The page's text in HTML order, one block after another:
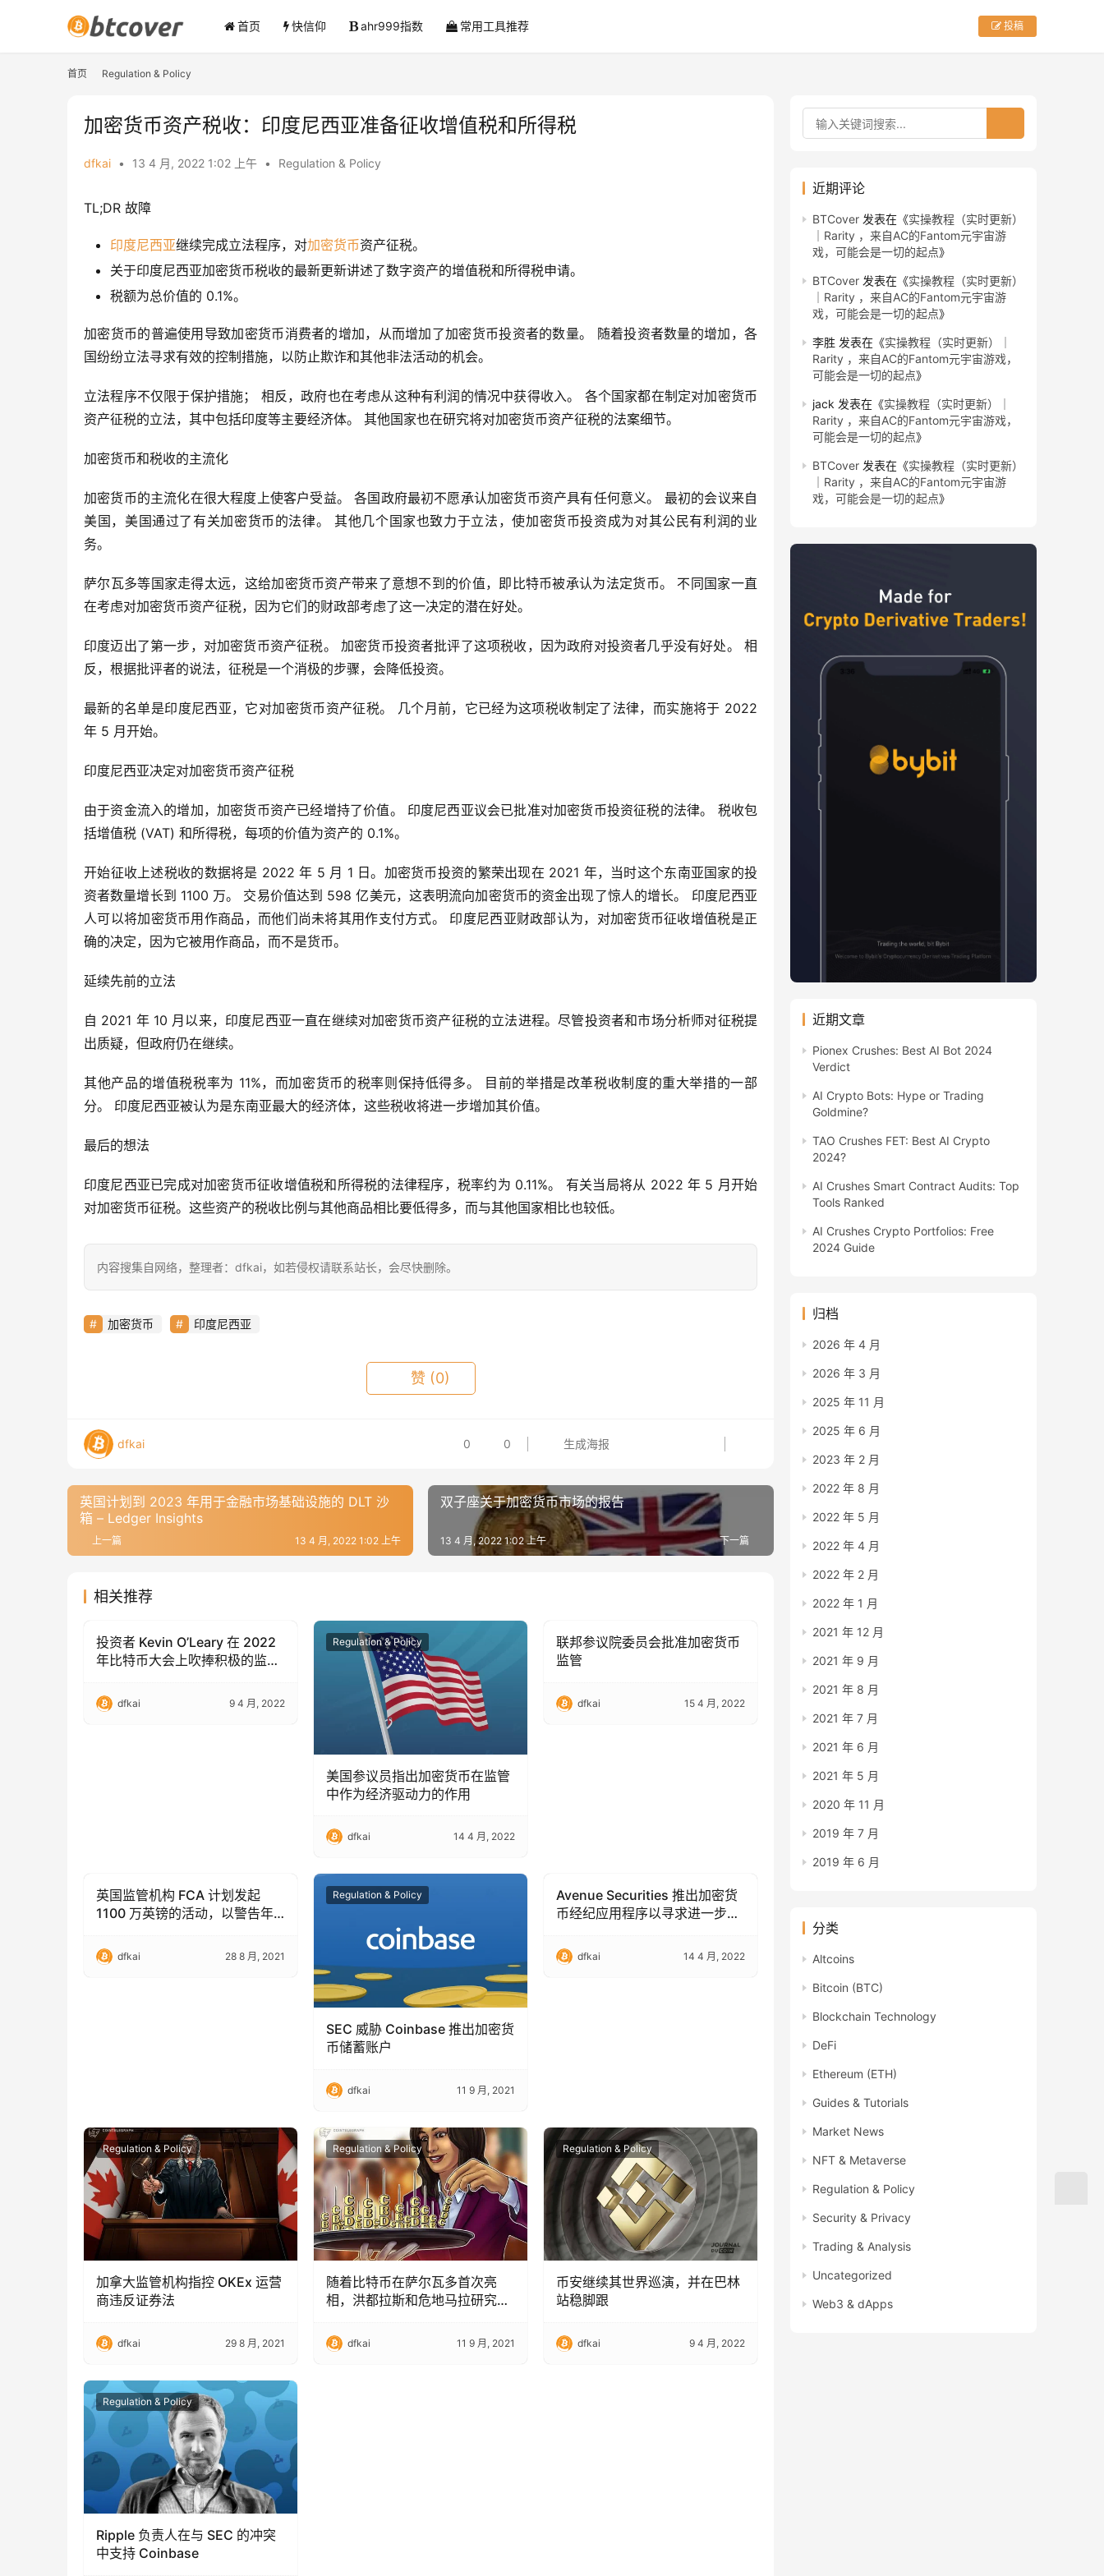
首页 快信仰 ahr999指数 常用工具推荐 投稿
首页 Regulation & Policy
加密货币资产税收：印度尼西亚准备征收增值税和所得税
dfkai • 13 4 月, 2022 1:02 上午 • Regulation & Policy
TL;DR 故障
印度尼西亚继续完成立法程序，对加密货币资产征税。
关于印度尼西亚加密货币税收的最新更新讲述了数字资产的增值税和所得税申请。
税额为总价值的 0.1%。
加密货币的普遍使用导致加密货币消费者的增加，从而增加了加密货币投资者的数量。 随着投资者数量的增加，各
国纷纷立法寻求有效的控制措施，以防止欺诈和其他非法活动的机会。
立法程序不仅限于保护措施； 相反，政府也在考虑从这种有利润的情况中获得收入。 各个国家都在制定对加密货币
资产征税的立法，其中包括印度等主要经济体。 其他国家也在研究将对加密货币资产征税的法案细节。
加密货币和税收的主流化
加密货币的主流化在很大程度上使客户受益。 各国政府最初不愿承认加密货币资产具有任何意义。 最初的会议来自
美国，美国通过了有关加密货币的法律。 其他几个国家也致力于立法，使加密货币投资成为对其公民有利润的业
务。
萨尔瓦多等国家走得太远，这给加密货币资产带来了意想不到的价值，即比特币被承认为法定货币。 不同国家一直
在考虑对加密货币资产征税，因为它们的财政部考虑了这一决定的潜在好处。
印度迈出了第一步，对加密货币资产征税。 加密货币投资者批评了这项税收，因为政府对投资者几乎没有好处。 相
反，根据批评者的说法，征税是一个消极的步骤，会降低投资。
最新的名单是印度尼西亚，它对加密货币资产征税。 几个月前，它已经为这项税收制定了法律，而实施将于 2022
年 5 月开始。
印度尼西亚决定对加密货币资产征税
由于资金流入的增加，加密货币资产已经增持了价值。 印度尼西亚议会已批准对加密货币投资征税的法律。 税收包
括增值税 (VAT) 和所得税，每项的价值为资产的 0.1%。
开始征收上述税收的数据将是 2022 年 5 月 1 日。加密货币投资的繁荣出现在 2021 年，当时这个东南亚国家的投
资者数量增长到 1100 万。 交易价值达到 598 亿美元，这表明流向加密货币的资金出现了惊人的增长。 印度尼西亚
人可以将加密货币用作商品，而他们尚未将其用作支付方式。 印度尼西亚财政部认为，对加密货币征收增值税是正
确的决定，因为它被用作商品，而不是货币。
延续先前的立法
自 2021 年 10 月以来，印度尼西亚一直在继续对加密货币资产征税的立法进程。尽管投资者和市场分析师对征税提
出质疑，但政府仍在继续。
其他产品的增值税税率为 11%，而加密货币的税率则保持低得多。 目前的举措是改革税收制度的重大举措的一部
分。 印度尼西亚被认为是东南亚最大的经济体，这些税收将进一步增加其价值。
最后的想法
印度尼西亚已完成对加密货币征收增值税和所得税的法律程序，税率约为 0.11%。 有关当局将从 2022 年 5 月开始
对加密货币征税。这些资产的税收比例与其他商品相比要低得多，而与其他国家相比也较低。
内容搜集自网络，整理者：dfkai，如若侵权请联系站长，会尽快删除。
加密货币 印度尼西亚
赞 (0)
dfkai 0 0 生成海报
英国计划到 2023 年用于金融市场基础设施的 DLT 沙
箱 – Ledger Insights
上一篇 13 4 月, 2022 1:02 上午
双子座关于加密货币市场的报告
下一篇
13 4 月, 2022 1:02 上午
相关推荐
Regulation & Policy
投资者 Kevin O’Leary 在 2022
年比特币大会上吹捧积极的监管
dfkai 9 4 月, 2022
Regulation & Policy
美国参议员指出加密货币在监管
中作为经济驱动力的作用
dfkai 14 4 月, 2022
Regulation & Policy
联邦参议院委员会批准加密货币
监管
dfkai 15 4 月, 2022
Regulation & Policy
英国监管机构 FCA 计划发起
1100 万英镑的活动，以警告年
dfkai 28 8 月, 2021
Regulation & Policy
SEC 威胁 Coinbase 推出加密货
币储蓄账户
dfkai 11 9 月, 2021
Regulation & Policy
Avenue Securities 推出加密货
币经纪应用程序以寻求进一步发
dfkai 14 4 月, 2022
Regulation & Policy
加拿大监管机构指控 OKEx 运营
商违反证券法
dfkai 29 8 月, 2021
Regulation & Policy
随着比特币在萨尔瓦多首次亮
相，洪都拉斯和危地马拉研究
dfkai 11 9 月, 2021
Regulation & Policy
币安继续其世界巡演，并在巴林
站稳脚跟
dfkai 9 4 月, 2022
Regulation & Policy
Ripple 负责人在与 SEC 的冲突
中支持 Coinbase
近期评论
BTCover 发表在《实操教程（实时更新）
｜Rarity ，来自AC的Fantom元宇宙游
戏，可能会是一切的起点》
BTCover 发表在《实操教程（实时更新）
｜Rarity ，来自AC的Fantom元宇宙游
戏，可能会是一切的起点》
李胜 发表在《实操教程（实时更新）｜
Rarity ，来自AC的Fantom元宇宙游戏，
可能会是一切的起点》
jack 发表在《实操教程（实时更新）｜
Rarity ，来自AC的Fantom元宇宙游戏，
可能会是一切的起点》
BTCover 发表在《实操教程（实时更新）
｜Rarity ，来自AC的Fantom元宇宙游
戏，可能会是一切的起点》
近期文章
Pionex Crushes: Best AI Bot 2024
Verdict
AI Crypto Bots: Hype or Trading
Goldmine?
TAO Crushes FET: Best AI Crypto
2024?
AI Crushes Smart Contract Audits: Top
Tools Ranked
AI Crushes Crypto Portfolios: Free
2024 Guide
归档
2026 年 4 月
2026 年 3 月
2025 年 11 月
2025 年 6 月
2023 年 2 月
2022 年 8 月
2022 年 5 月
2022 年 4 月
2022 年 2 月
2022 年 1 月
2021 年 12 月
2021 年 9 月
2021 年 8 月
2021 年 7 月
2021 年 6 月
2021 年 5 月
2020 年 11 月
2019 年 7 月
2019 年 6 月
分类
Altcoins
Bitcoin (BTC)
Blockchain Technology
DeFi
Ethereum (ETH)
Guides & Tutorials
Market News
NFT & Metaverse
Regulation & Policy
Security & Privacy
Trading & Analysis
Uncategorized
Web3 & dApps